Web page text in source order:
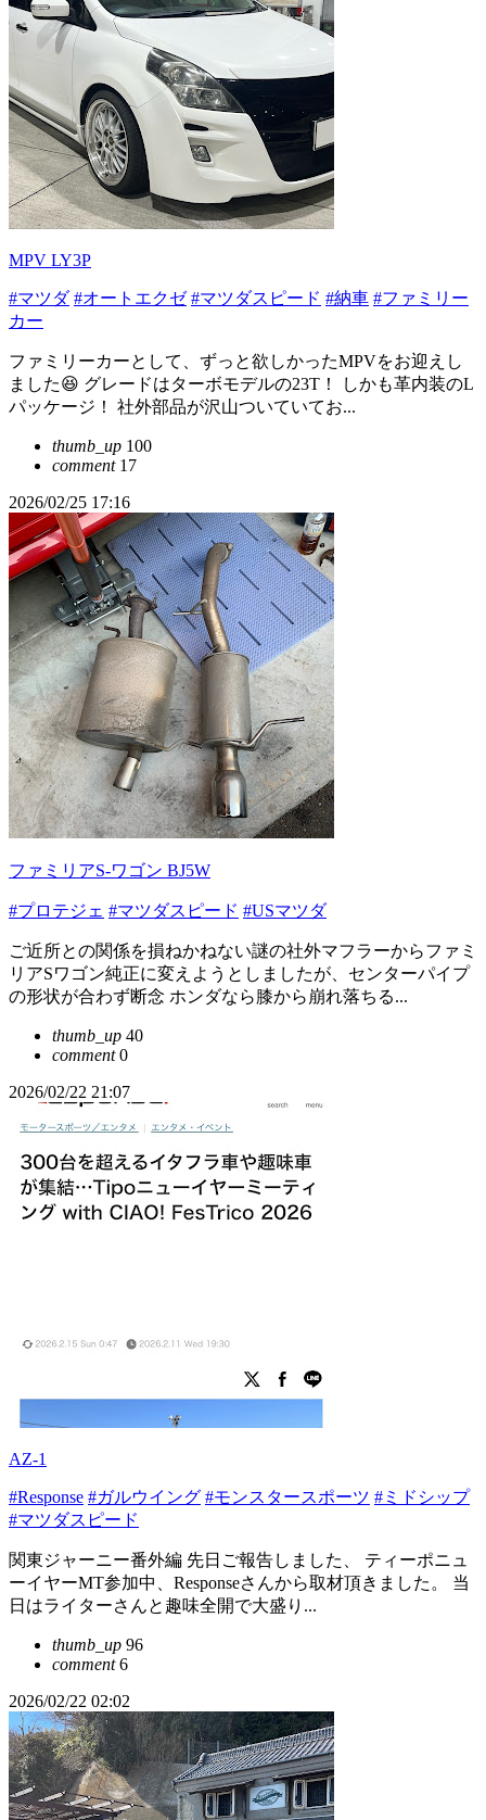
MPV LY3P
#マツダ #オートエクゼ #マツダスピード #納車 #ファミリー
カー
ファミリーカーとして、ずっと欲しかったMPVをお迎えし
ました😆 グレードはターボモデルの23T！ しかも革内装のL
パッケージ！ 社外部品が沢山ついていてお...
thumb_up 100
comment17
2026/02/25 17:16
ファミリアS-ワゴン BJ5W
#プロテジェ #マツダスピード #USマツダ
ご近所との関係を損ねかねない謎の社外マフラーからファミ
リアSワゴン純正に変えようとしましたが、センターパイプ
の形状が合わず断念 ホンダなら膝から崩れ落ちる...
thumb_up 40
comment0
2026/02/22 21:07
AZ-1
#Response #ガルウイング #モンスタースポーツ #ミドシップ
#マツダスピード
関東ジャーニー番外編 先日ご報告しました、 ティーポニュ
ーイヤーMT参加中、Responseさんから取材頂きました。 当
日はライターさんと趣味全開で大盛り...
thumb_up 96
comment6
2026/02/22 02:02